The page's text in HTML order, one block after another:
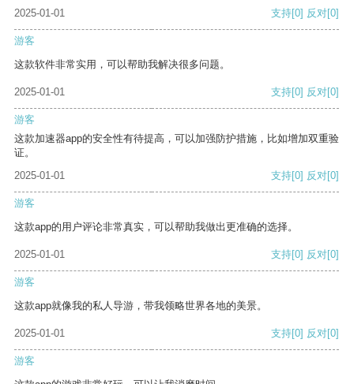
2025-01-01 支持[0] 反对[0]
游客
这款软件非常实用，可以帮助我解决很多问题。
2025-01-01 支持[0] 反对[0]
游客
这款加速器app的安全性有待提高，可以加强防护措施，比如增加双重验
证。
2025-01-01
支持[0] 反对[0]
游客
这款app的用户评论非常真实，可以帮助我做出更准确的选择。
2025-01-01 支持[0] 反对[0]
游客
这款app就像我的私人导游，带我领略世界各地的美景。
2025-01-01 支持[0] 反对[0]
游客